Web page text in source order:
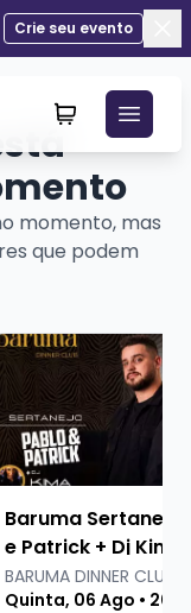
Crie seu evento
momento, mas
que podem
Bruno
mais sobre
Baruma Sertanejo
e Patrick + Dj Kima
BARUMA DINNER CLUB
Quinta, 06 Ago • 20